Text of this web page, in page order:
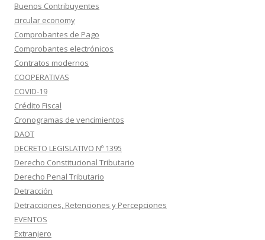
Buenos Contribuyentes
circular economy
Comprobantes de Pago
Comprobantes electrónicos
Contratos modernos
COOPERATIVAS
COVID-19
Crédito Fiscal
Cronogramas de vencimientos
DAOT
DECRETO LEGISLATIVO Nº 1395
Derecho Constitucional Tributario
Derecho Penal Tributario
Detracción
Detracciones, Retenciones y Percepciones
EVENTOS
Extranjero